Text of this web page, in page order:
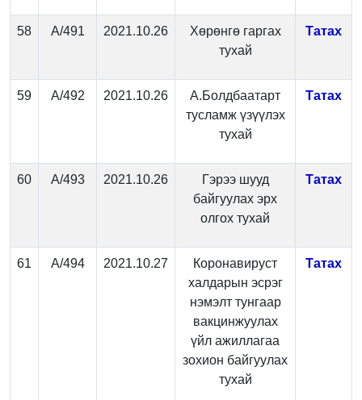
58 А/491 2021.10.26
Хөрөнгө гаргах
тухай
Татах
59 А/492 2021.10.26
А.Болдбаатарт
тусламж үзүүлэх
тухай
Татах
60 А/493 2021.10.26
Гэрээ шууд
байгуулах эрх
олгох тухай
Татах
61 А/494 2021.10.27
Коронавируст
халдарын эсрэг
нэмэлт тунгаар
вакцинжуулах
үйл ажиллагаа
зохион байгуулах
тухай
Татах